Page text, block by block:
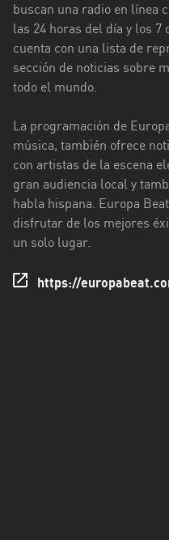
Libertador
General
Bernardo
O’Higgins
Lagos
Los
Ríos
Magallanes
y
Chilena
buscan una radio en línea
las 24 horas del día y los 7
cuenta con una lista de
sección de noticias sobre
todo el mundo.
La programación de
música, también ofrece
con artistas de la escena
gran audiencia local y
habla hispana. Europa
disfrutar de los mejores
un solo lugar.
https://